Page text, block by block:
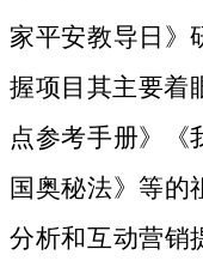
家平安教导日》
握项目其主要着
点参考手册》《
国奥秘法》等的
分析和互动营销